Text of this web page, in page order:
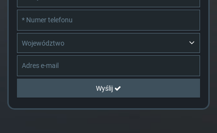
Województwo
Wyślij